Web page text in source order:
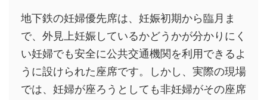
地下鉄の妊婦優先席は、妊娠初期から臨月ま
で、外見上妊娠しているかどうかが分かりにく
い妊婦でも安全に公共交通機関を利用できるよ
うに設けられた座席です。しかし、実際の現場
では、妊婦が座ろうとしても非妊婦がその座席